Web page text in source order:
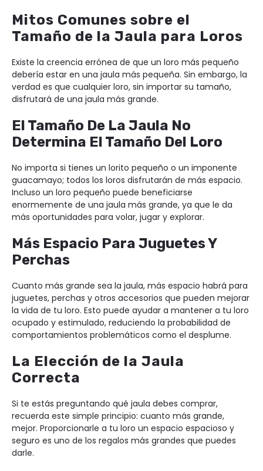
Mitos Comunes sobre el
Tamaño de la Jaula para Loros
Existe la creencia errónea de que un loro más pequeño
debería estar en una jaula más pequeña. Sin embargo, la
verdad es que cualquier loro, sin importar su tamaño,
disfrutará de una jaula más grande.
El Tamaño De La Jaula No
Determina El Tamaño Del Loro
No importa si tienes un lorito pequeño o un imponente
guacamayo; todos los loros disfrutarán de más espacio.
Incluso un loro pequeño puede beneficiarse
enormemente de una jaula más grande, ya que le da
más oportunidades para volar, jugar y explorar.
Más Espacio Para Juguetes Y
Perchas
Cuanto más grande sea la jaula, más espacio habrá para
juguetes, perchas y otros accesorios que pueden mejorar
la vida de tu loro. Esto puede ayudar a mantener a tu loro
ocupado y estimulado, reduciendo la probabilidad de
comportamientos problemáticos como el desplume.
La Elección de la Jaula
Correcta
Si te estás preguntando qué jaula debes comprar,
recuerda este simple principio: cuanto más grande,
mejor. Proporcionarle a tu loro un espacio espacioso y
seguro es uno de los regalos más grandes que puedes
darle.